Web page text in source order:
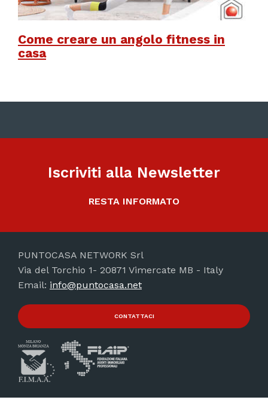
Come creare un angolo fitness in
casa
Iscriviti alla Newsletter
RESTA INFORMATO
PUNTOCASA NETWORK Srl
Via del Torchio 1- 20871 Vimercate MB - Italy
Email: info@puntocasa.net
CONTATTACI